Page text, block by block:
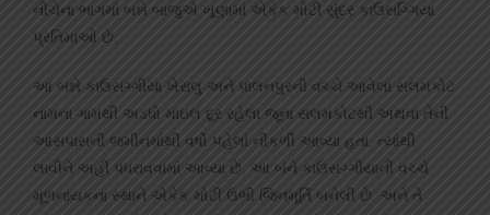
નીચેના ભાગમાં બન્ને બાજુએ ખૂણામાં એકેક મોટી સુંદર કાઉસગ્ગિયા
પ્રતિમાઓ છે.
આ બન્ને કાઉસગ્ગીયા ખેરાલુ અને પાલનપુરની વચ્ચે આવેલા સલમકોટ
નામના ગામથી અડધો માઇલ દૂર રહેલા જૂના સલમકોટથી અથવા તેની
આસપાસની જમીનમાંથી વર્ષો પહેલાં નીકળી આવ્યા હતા. ત્યાંથી
લાવીને અહીં પધરાવવામાં આવ્યા છે. આ બંને કાઉસગ્ગીયાની વચ્ચે
મૂળનાયકના સ્થાને એકેક મોટી ઉભી જિનમૂર્તિ બનેલી છે. અને તે